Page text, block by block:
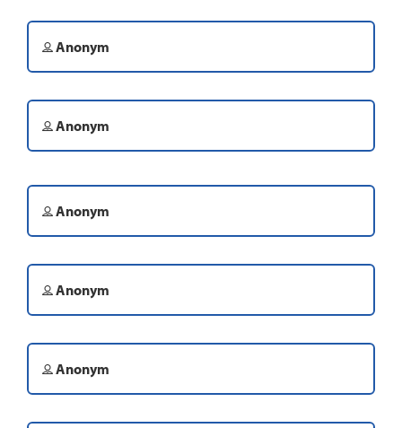
Anonym
Anonym
Anonym
Anonym
Anonym